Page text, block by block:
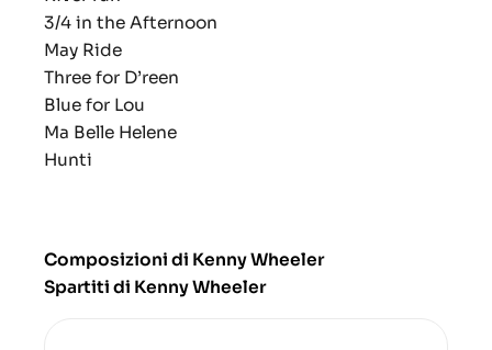
3/4 in the Afternoon
May Ride
Three for D’reen
Blue for Lou
Ma Belle Helene
Hunti
Composizioni di Kenny Wheeler
Spartiti di Kenny Wheeler